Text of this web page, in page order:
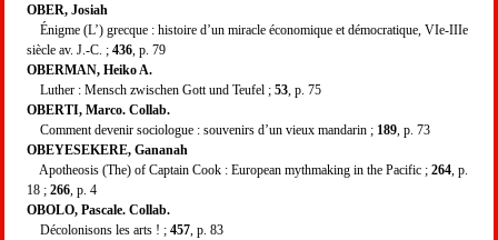
OBER, Josiah
Énigme (L’) grecque : histoire d’un miracle économique et démocratique, VIe-IIIe
siècle av. J.-C. ; 436 , p. 79
OBERMAN, Heiko A.
Luther : Mensch zwischen Gott und Teufel ; 53 , p. 75
OBERTI, Marco. Collab.
Comment devenir sociologue : souvenirs d’un vieux mandarin ; 189 , p. 73
OBEYESEKERE, Gananah
Apotheosis (The) of Captain Cook : European mythmaking in the Pacific ; 264 , p.
18 ; 266 , p. 4
OBOLO, Pascale. Collab.
Décolonisons les arts ! ; 457 , p. 83